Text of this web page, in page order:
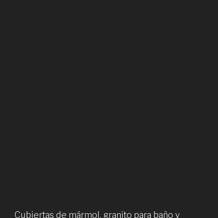
Cubiertas de mármol, granito para baño y